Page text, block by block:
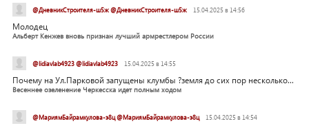
@ДневникСтроителя-ш5ж @ДневникСтроителя-ш5ж 15.04.2025 в 14:56
Молодец
Альберт Кенжев вновь признан лучший армрестлером России
@lidiavlab4923 @lidiavlab4923 15.04.2025 в 14:55
Почему на Ул.Парковой запущены клумбы ?земля до сих пор несколько...
Весеннее озеленение Черкесска идет полным ходом
@МариямБайрамкулова-э8ц @МариямБайрамкулова-э8ц 15.04.2025 в 14:54